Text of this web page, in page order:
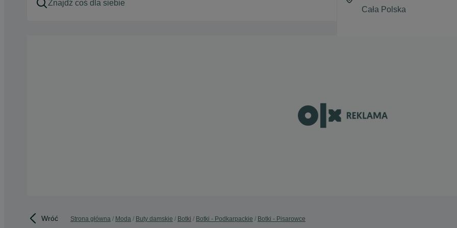
Wróć Strona główna Moda Buty damskie Botki Botki - Podkarpackie Botki - Pisarowce